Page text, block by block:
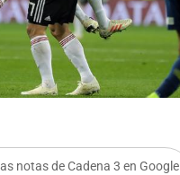
notas de Cadena 3 en Google
Notas